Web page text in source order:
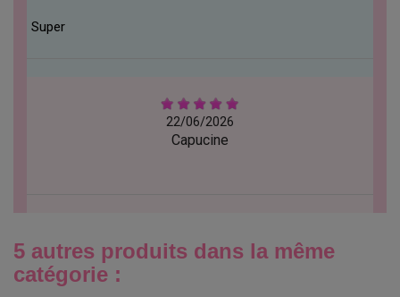
Super
22/06/2026
Capucine
5 autres produits dans la même
catégorie :